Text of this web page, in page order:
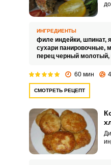
ИНГРЕДИЕНТЫ
филе индейки, шпинат,
сухари панировочные,
перец черный молотый,
60 мин
СМОТРЕТЬ РЕЦЕПТ